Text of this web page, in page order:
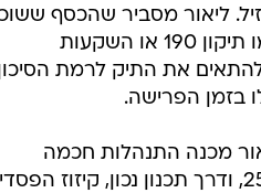
ליאור מסביר שהכסף
בבנק ללא תכנון פשוט נשחק, לכן הוא בוחן שימוש במכשירים כמו תיקון 190 או השקעות
את התיק לרמת
בזמן הפרישה.
מכנה התנהלות חכמה
לשותפות עם המדינה, קרי- מס רווחי הון בישראל. שעומד על 25%, ודרך תכנון נכון, קיזוז